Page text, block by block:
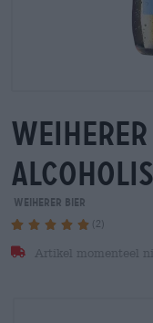
Weiherer Bier
(2)
Artikel momenteel